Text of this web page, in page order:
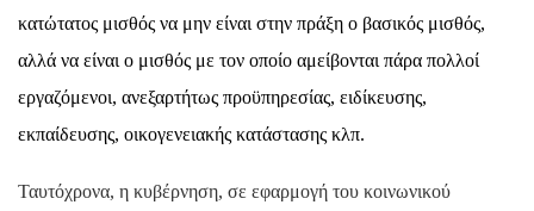
κατώτατος μισθός να μην είναι στην πράξη ο βασικός μισθός,
αλλά να είναι ο μισθός με τον οποίο αμείβονται πάρα πολλοί
εργαζόμενοι, ανεξαρτήτως προϋπηρεσίας, ειδίκευσης,
εκπαίδευσης, οικογενειακής κατάστασης κλπ.
Ταυτόχρονα, η κυβέρνηση, σε εφαρμογή του κοινωνικού